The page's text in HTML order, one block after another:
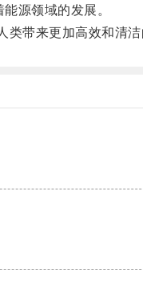
源领域的发展。
带来更加高效和清